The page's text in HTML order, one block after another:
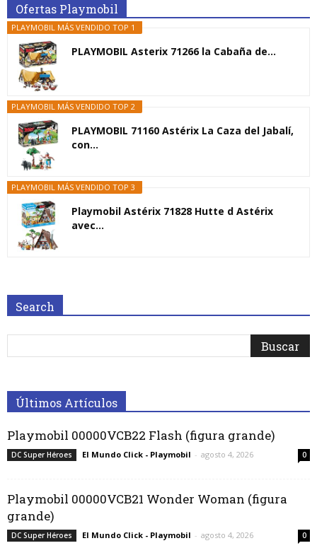
Ofertas Playmobil
PLAYMOBIL MÁS VENDIDO TOP 1
PLAYMOBIL Asterix 71266 la Cabaña de...
PLAYMOBIL MÁS VENDIDO TOP 2
PLAYMOBIL 71160 Astérix La Caza del Jabalí,
con...
PLAYMOBIL MÁS VENDIDO TOP 3
Playmobil Astérix 71828 Hutte d Astérix
avec...
Search
Últimos Artículos
Playmobil 00000VCB22 Flash (figura grande)
DC Super Héroes El Mundo Click - Playmobil - agosto 4, 2026 0
Playmobil 00000VCB21 Wonder Woman (figura
grande)
DC Super Héroes El Mundo Click - Playmobil - agosto 4, 2026 0